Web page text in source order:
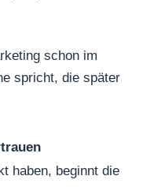
schon im
spricht, die später
haben, beginnt die